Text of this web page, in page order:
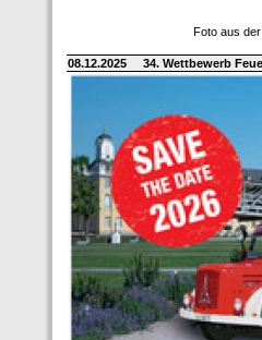
Foto aus
08.12.2025 34. Wettbewerb